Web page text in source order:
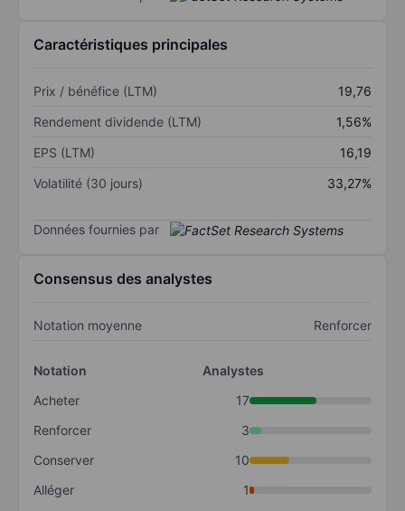
Caractéristiques principales
Prix / bénéfice (LTM)
19,76
Rendement dividende (LTM)
1,56%
EPS (LTM)
16,19
Volatilité (30 jours)
33,27%
Données fournies par
Consensus des analystes
Notation moyenne Renforcer
Notation
Analystes
Acheter
17
Renforcer
3
Conserver
10
Alléger
1